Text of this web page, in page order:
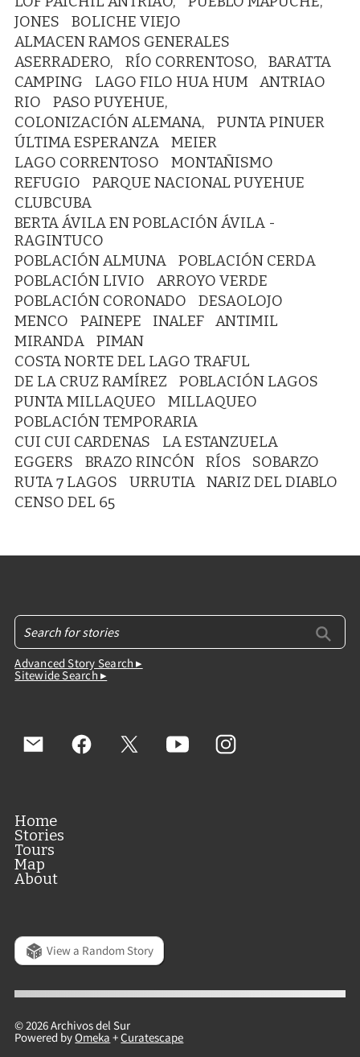
JONES
BOLICHE VIEJO
ALMACEN RAMOS GENERALES
ASERRADERO,
RÍO CORRENTOSO,
BARATTA
CAMPING
LAGO FILO HUA HUM
ANTRIAO
RIO
PASO PUYEHUE,
COLONIZACIÓN ALEMANA,
PUNTA PINUER
ÚLTIMA ESPERANZA
MEIER
LAGO CORRENTOSO
MONTAÑISMO
REFUGIO
PARQUE NACIONAL PUYEHUE
CLUBCUBA
BERTA ÁVILA EN POBLACIÓN ÁVILA -
RAGINTUCO
POBLACIÓN ALMUNA
POBLACIÓN CERDA
POBLACIÓN LIVIO
ARROYO VERDE
POBLACIÓN CORONADO
DESAOLOJO
MENCO
PAINEPE INALEF
ANTIMIL
MIRANDA
PIMAN
COSTA NORTE DEL LAGO TRAFUL
DE LA CRUZ RAMÍREZ
POBLACIÓN LAGOS
PUNTA MILLAQUEO
MILLAQUEO
POBLACIÓN TEMPORARIA
CUI CUI CARDENAS
LA ESTANZUELA
EGGERS
BRAZO RINCÓN RÍOS
SOBARZO
RUTA 7 LAGOS
URRUTIA
NARIZ DEL DIABLO
CENSO DEL 65
Advanced Story Search ▸
Sitewide Search ▸
Home
Stories
Tours
Map
About
View a Random Story
© 2026 Archivos del Sur
Powered byOmeka +Curatescape